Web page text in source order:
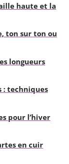
haute et la
ton sur ton ou
longueurs
: techniques
pour l’hiver
en cuir